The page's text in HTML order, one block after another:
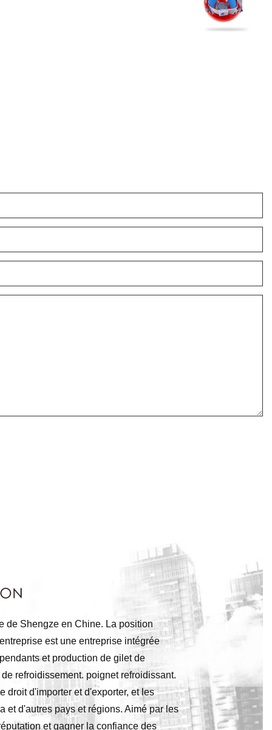
de Shengze en Chine. La position
est une entreprise intégrée
et production de gilet de
refroidissement. poignet refroidissant.
droit d'importer et d'exporter, et les
et d'autres pays et régions. Aimé par les
et gagner la confiance des